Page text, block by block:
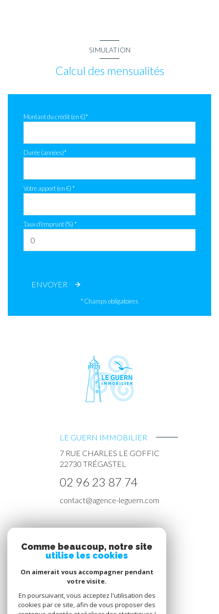
SIMULATION
Calcul des mensualités
Montant du crédit (en €)*
Durée (années)*
Votre apport (en €) *
Taux d'emprunt (%) *
ENVOYER
* Champs obligatoires
LE GUERN IMMOBILIER
7 RUE CHARLES LE GOFFIC
22730 TRÉGASTEL
02 96 23 87 74
contact@agence-leguern.com
Nous suivre
Comme beaucoup, notre site
utilise les cookies
On aimerait vous accompagner pendant
votre visite.
En poursuivant, vous acceptez l'utilisation des
cookies par ce site, afin de vous proposer des